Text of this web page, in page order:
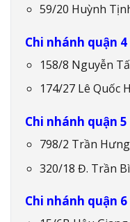
59/20 Huỳnh
Chi nhánh quận 4
158/8 Nguyễn
174/27 Lê Quốc
Chi nhánh quận 5
798/2 Trần
320/18 Đ. Trần
Chi nhánh quận 6